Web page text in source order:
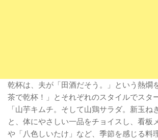
乾杯は、夫が「田酒だそう。」という熱燗
茶で乾杯！」とそれぞれのスタイルでスタ
「山芋キムチ。そして山鶏サラダ。新玉ね
と、体にやさしい一品をチョイスし、看板
や「八色しいたけ」など、季節を感じる料